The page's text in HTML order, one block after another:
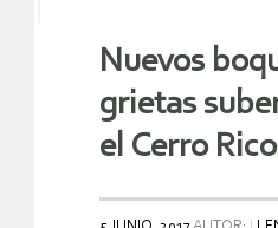
Nuevos
grietas
el Cerro Rico